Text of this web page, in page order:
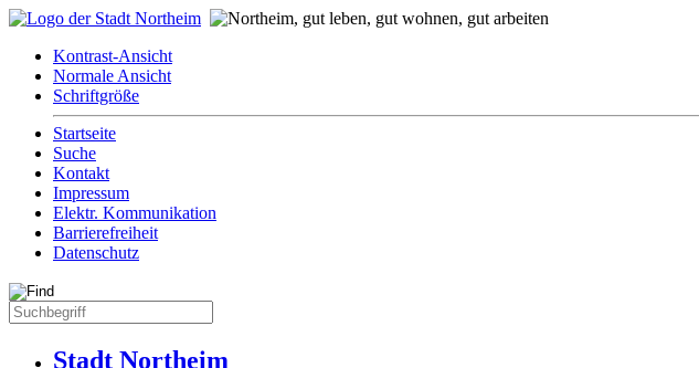
Kontrast-Ansicht
Normale Ansicht
Schriftgröße
Startseite
Suche
Kontakt
Impressum
Elektr. Kommunikation
Barrierefreiheit
Datenschutz
Stadt Northeim